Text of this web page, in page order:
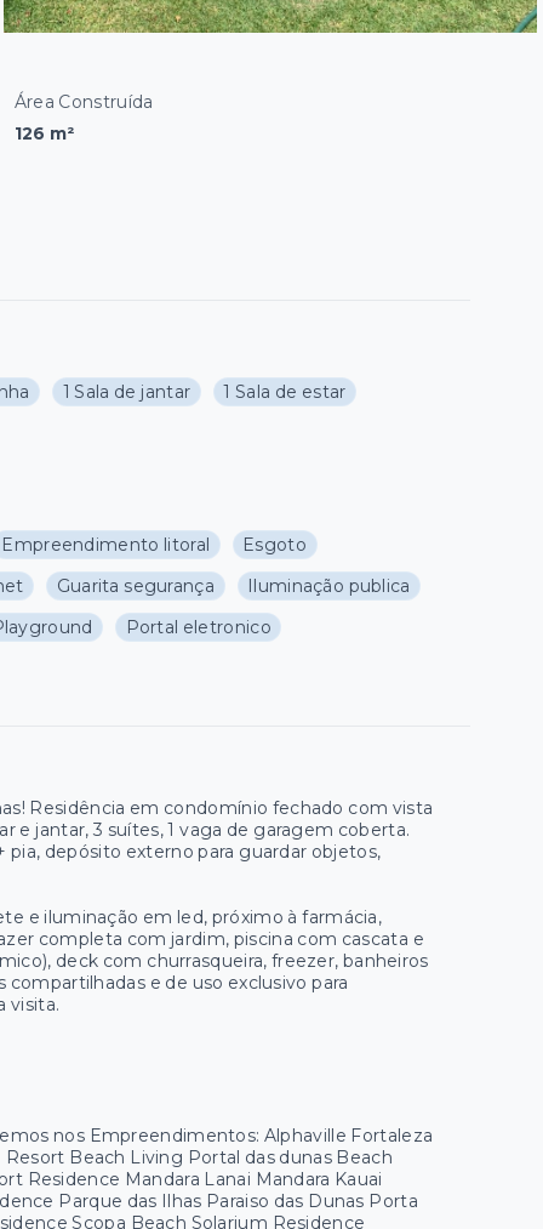
Área Construída
126 m²
1 Sala de jantar 1 Sala de estar
Empreendimento litoral
Esgoto
Guarita segurança
Iluminação publica
Portal eletronico
Residência em condomínio fechado com vista
e jantar, 3 suítes, 1 vaga de garagem coberta.
depósito externo para guardar objetos,
e iluminação em led, próximo à farmácia,
completa com jardim, piscina com cascata e
deck com churrasqueira, freezer, banheiros
e de uso exclusivo para
visita.
nos Empreendimentos: Alphaville Fortaleza
Beach Living Portal das dunas Beach
Residence Mandara Lanai Mandara Kauai
Parque das Ilhas Paraiso das Dunas Porta
Scopa Beach Solarium Residence